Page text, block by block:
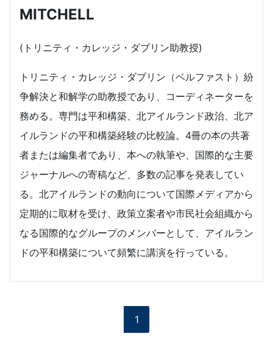
MITCHELL
(トリニティ・カレッジ・ダブリン助教授)
トリニティ・カレッジ・ダブリン（ベルファスト）紛
争解決と和解学の助教授であり、コーディネーターを
務める。専門は平和構築、北アイルランド政治、北ア
イルランドの平和構築経験の比較論。4冊の本の共著
者または編集者であり、本への執筆や、国際的な主要
ジャーナルへの寄稿など、多数の記事を発表してい
る。北アイルランドの動向について国際メディアから
定期的に取材を受け、政策立案者や市民社会組織から
なる国際的なグループのメンバーとして、アイルラン
ドの平和構築について頻繁に講演を行っている。
1